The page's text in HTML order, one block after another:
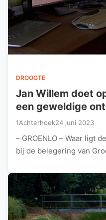
DROOGTE
Jan Willem doet
een geweldige
1Achterhoek24 juni 2023
– GROENLO – Waar ligt
bij de belegering van